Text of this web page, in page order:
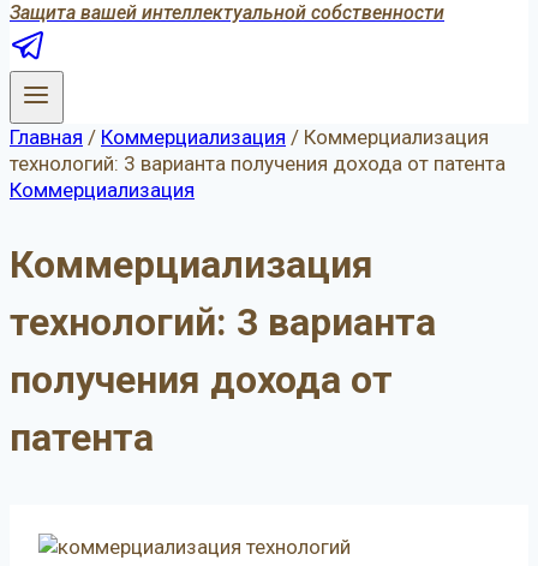
Защита вашей интеллектуальной собственности
Главная / Коммерциализация / Коммерциализация
технологий: 3 варианта получения дохода от патента
Коммерциализация
Коммерциализация
технологий: 3 варианта
получения дохода от
патента